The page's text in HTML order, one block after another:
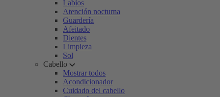
Labios
Atención nocturna
Guardería
Afeitado
Dientes
Limpieza
Sol
Cabello
Mostrar todos
Acondicionador
Cuidado del cabello